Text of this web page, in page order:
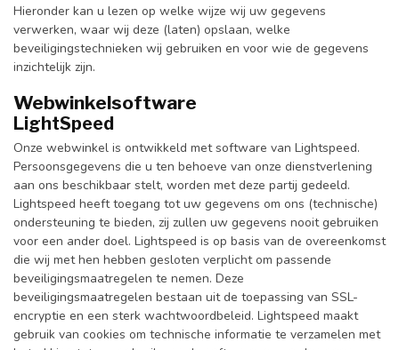
Hieronder kan u lezen op welke wijze wij uw gegevens
verwerken, waar wij deze (laten) opslaan, welke
beveiligingstechnieken wij gebruiken en voor wie de gegevens
inzichtelijk zijn.
Webwinkelsoftware
LightSpeed
Onze webwinkel is ontwikkeld met software van Lightspeed.
Persoonsgegevens die u ten behoeve van onze dienstverlening
aan ons beschikbaar stelt, worden met deze partij gedeeld.
Lightspeed heeft toegang tot uw gegevens om ons (technische)
ondersteuning te bieden, zij zullen uw gegevens nooit gebruiken
voor een ander doel. Lightspeed is op basis van de overeenkomst
die wij met hen hebben gesloten verplicht om passende
beveiligingsmaatregelen te nemen. Deze
beveiligingsmaatregelen bestaan uit de toepassing van SSL-
encryptie en een sterk wachtwoordbeleid. Lightspeed maakt
gebruik van cookies om technische informatie te verzamelen met